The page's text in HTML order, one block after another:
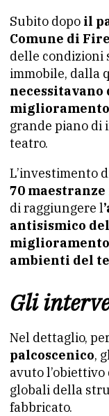
Subito dopo il
Comune di
delle condizioni
immobile, dalla
grande piano di
teatro.
L’investimento
70
di raggiungere l
antisismico
ambienti del
Gli
Nel dettaglio,
palcoscenico,
avuto
globali della
fabbricato.